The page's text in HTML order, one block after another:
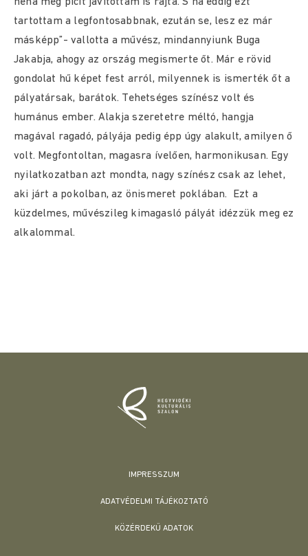
tartottam a legfontosabbnak, ezután se, lesz ez már
másképp”- vallotta a művész, mindannyiunk Buga
Jakabja, ahogy az ország megismerte őt. Már e rövid
gondolat hű képet fest arról, milyennek is ismerték őt a
pályatársak, barátok. Tehetséges színész volt és
humánus ember. Alakja szeretetre méltó, hangja
magával ragadó, pályája pedig épp úgy alakult, amilyen ő
volt. Megfontoltan, magasra ívelően, harmonikusan. Egy
nyilatkozatban azt mondta, nagy színész csak az lehet,
aki járt a pokolban, az önismeret poklában. Ezt a
küzdelmes, művészileg kimagasló pályát idézzük meg ez
alkalommal.
IMPRESSZUM
ADATVÉDELMI TÁJÉKOZTATÓ
KÖZÉRDEKŰ ADATOK